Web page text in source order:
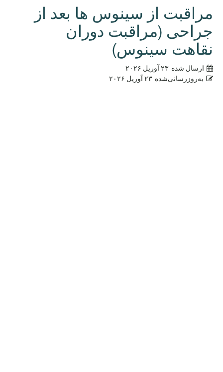
مراقبت از سینوس ها بعد از
جراحی (مراقبت دوران
نقاهت سینوس)
ارسال شده ۲۳ آوریل ۲۰۲۶
به‌روزرسانی‌شده ۲۳ آوریل ۲۰۲۶